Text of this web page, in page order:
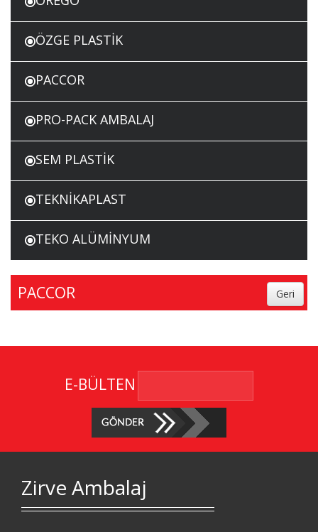
ÖZGE PLASTİK
PACCOR
PRO-PACK AMBALAJ
SEM PLASTİK
TEKNİKAPLAST
TEKO ALÜMİNYUM
PACCOR
E-BÜLTEN
Zirve Ambalaj